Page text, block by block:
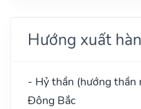
Hướng xuất
- Hỷ thần (hướng thần
Đông Bắc